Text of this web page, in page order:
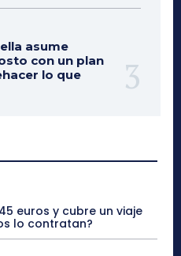
asume
con un plan
lo que
euros y cubre un viaje
lo contratan?